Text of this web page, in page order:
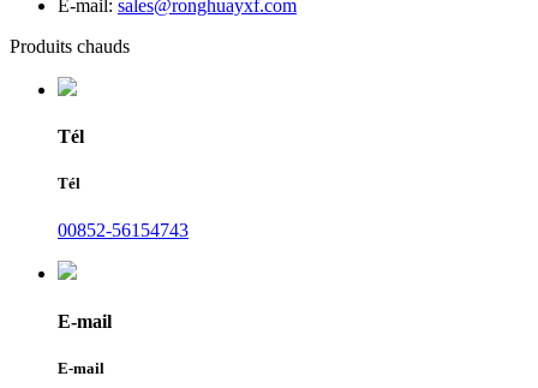
E-mail: sales@ronghuayxf.com
Produits chauds
Tél
Tél
00852-56154743
E-mail
E-mail